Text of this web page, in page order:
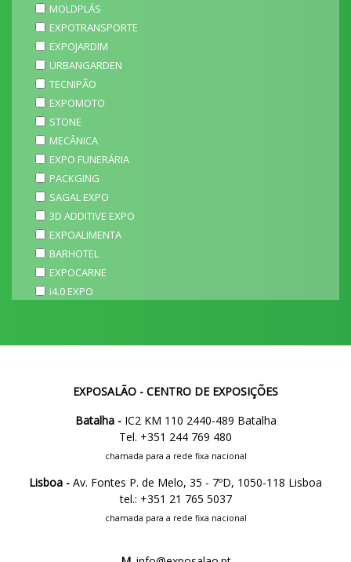
MOLDPLÁS
EXPOTRANSPORTE
EXPOJARDIM
URBANGARDEN
TECNIPÃO
EXPOMOTO
STONE
MECÂNICA
EXPO FUNERÁRIA
PACKGING
SAGAL EXPO
3D ADDITIVE EXPO
EXPOALIMENTA
BARHOTEL
EXPOCARNE
i4.0 EXPO
EXPOSALÃO - CENTRO DE EXPOSIÇÕES
Batalha -IC2 KM 110 2440-489 Batalha
Tel. +351 244 769 480
chamada para a rede fixa nacional
Lisboa - Av. Fontes P. de Melo, 35 - 7ºD, 1050-118 Lisboa
tel.: +351 21 765 5037
chamada para a rede fixa nacional